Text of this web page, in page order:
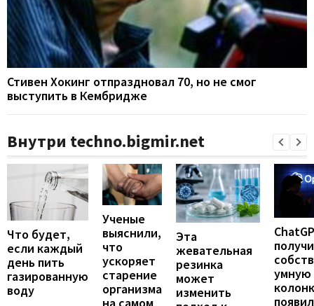
Стивен Хокинг отпраздновал 70, но не смог
выступить в Кембридже
Внутри techno.bigmir.net
Что будет,
если каждый
день пить
газированную
воду
Ученые
выяснили,
что
ускоряет
старение
организма
Эта
жевательная
резинка
может
изменить
умную